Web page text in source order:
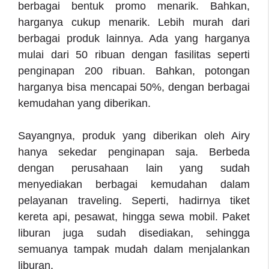
berbagai bentuk promo menarik. Bahkan,
harganya cukup menarik. Lebih murah dari
berbagai produk lainnya. Ada yang harganya
mulai dari 50 ribuan dengan fasilitas seperti
penginapan 200 ribuan. Bahkan, potongan
harganya bisa mencapai 50%, dengan berbagai
kemudahan yang diberikan.
Sayangnya, produk yang diberikan oleh Airy
hanya sekedar penginapan saja. Berbeda
dengan perusahaan lain yang sudah
menyediakan berbagai kemudahan dalam
pelayanan traveling. Seperti, hadirnya tiket
kereta api, pesawat, hingga sewa mobil. Paket
liburan juga sudah disediakan, sehingga
semuanya tampak mudah dalam menjalankan
liburan.